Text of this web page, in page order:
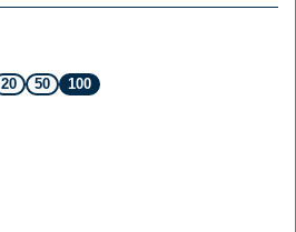
20 50 100